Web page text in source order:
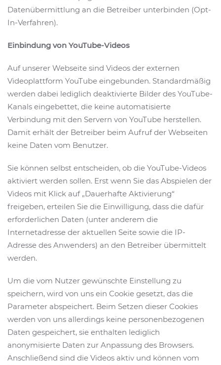
Datenübermittlung an die Betreiber unterbinden (Opt-
In-Verfahren).
Einbindung von YouTube-Videos
Auf unserer Webseite sind Videos der externen
Videoplattform YouTube eingebunden. Standardmäßig
werden dabei lediglich deaktivierte Bilder des YouTube-
Kanals eingebettet, die keine automatisierte
Verbindung mit den Servern von YouTube herstellen.
Damit erhält der Betreiber beim Aufruf der Webseiten
keine Daten vom Benutzer.
Sie können selbst entscheiden, ob die YouTube-Videos
aktiviert werden sollen. Erst wenn Sie das Abspielen der
Videos mit Klick auf „Dauerhafte Aktivierung“
freigeben, erteilen Sie die Einwilligung, dass die dafür
erforderlichen Daten (unter anderem die
Internetadresse der aktuellen Seite sowie die IP-
Adresse des Anwenders) an den Betreiber übermittelt
werden.
Um die vom Nutzer gewünschte Einstellung zu
speichern, wird von uns ein Cookie gesetzt, das die
Parameter abspeichert. Beim Setzen dieser Cookies
werden von uns allerdings keine personenbezogenen
Daten gespeichert, sie enthalten lediglich
anonymisierte Daten zur Anpassung des Browsers.
Anschließend sind die Videos aktiv und können vom